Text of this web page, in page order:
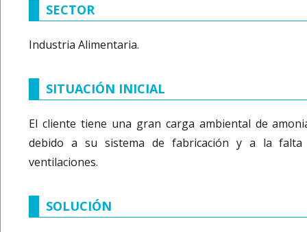
SECTOR
Industria Alimentaria.
SITUACIÓN INICIAL
El cliente tiene una gran carga ambiental de
debido a su sistema de fabricación y a la falta
ventilaciones.
SOLUCIÓN